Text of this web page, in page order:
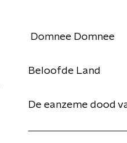
Domnee Domnee
Beloofde Land
De eanzeme dood